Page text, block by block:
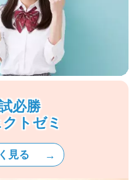
必勝
トゼミ
見る